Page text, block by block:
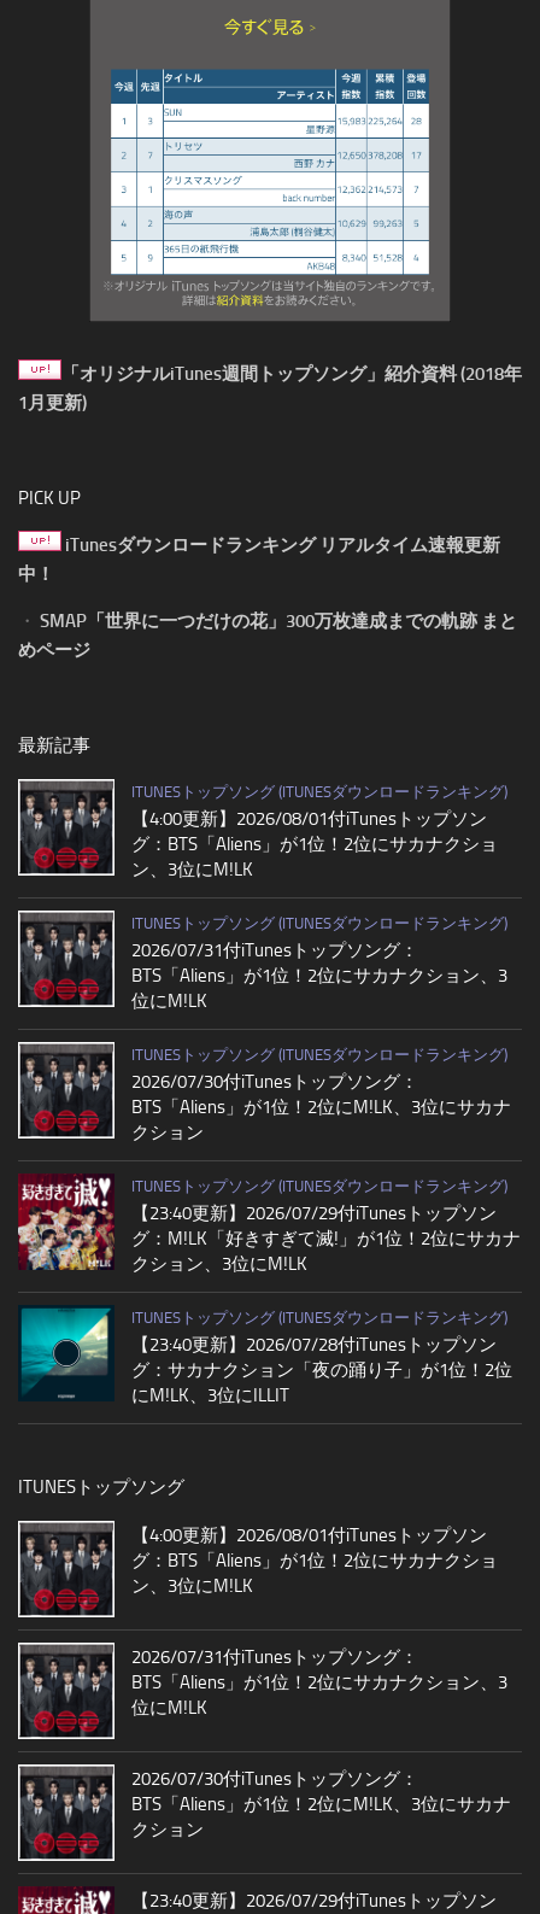
「オリジナルiTunes週間トップソング」紹介資料 (2018年
1月更新)
PICK UP
iTunesダウンロードランキング リアルタイム速報更新
中！
・ SMAP「世界に一つだけの花」300万枚達成までの軌跡 まと
めページ
最新記事
ITUNESトップソング (ITUNESダウンロードランキング)
【4:00更新】2026/08/01付iTunesトップソン
グ：BTS「Aliens」が1位！2位にサカナクショ
ン、3位にM!LK
ITUNESトップソング (ITUNESダウンロードランキング)
2026/07/31付iTunesトップソング：
BTS「Aliens」が1位！2位にサカナクション、3
位にM!LK
ITUNESトップソング (ITUNESダウンロードランキング)
2026/07/30付iTunesトップソング：
BTS「Aliens」が1位！2位にM!LK、3位にサカナ
クション
ITUNESトップソング (ITUNESダウンロードランキング)
【23:40更新】2026/07/29付iTunesトップソン
グ：M!LK「好きすぎて滅!」が1位！2位にサカナ
クション、3位にM!LK
ITUNESトップソング (ITUNESダウンロードランキング)
【23:40更新】2026/07/28付iTunesトップソン
グ：サカナクション「夜の踊り子」が1位！2位
にM!LK、3位にILLIT
ITUNESトップソング
【4:00更新】2026/08/01付iTunesトップソン
グ：BTS「Aliens」が1位！2位にサカナクショ
ン、3位にM!LK
2026/07/31付iTunesトップソング：
BTS「Aliens」が1位！2位にサカナクション、3
位にM!LK
2026/07/30付iTunesトップソング：
BTS「Aliens」が1位！2位にM!LK、3位にサカナ
クション
【23:40更新】2026/07/29付iTunesトップソン